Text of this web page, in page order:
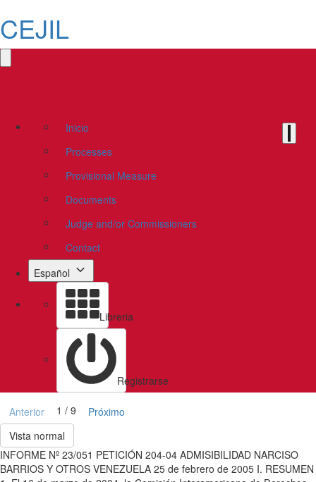
CEJIL
Inicio
Processes
Provisional Measure
Documents
Judge and/or Commissioners
Contact
Español
Libreria
Registrarse
Anterior 1 / 9
Próximo
Vista normal
INFORME Nº 23/051 PETICIÓN 204-04 ADMISIBILIDAD NARCISO
BARRIOS Y OTROS VENEZUELA 25 de febrero de 2005 I. RESUMEN